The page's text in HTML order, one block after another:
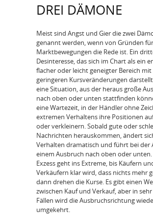
DREI DÄMONE
Meist sind Angst und Gier die zwei
genannt werden, wenn von Gründen für
Marktbewegungen die Rede ist. Ein
Desinteresse, das sich im Chart als ein
flacher oder leicht geneigter Bereich mit
geringeren Kursveränderungen
eine Situation, aus der heraus große
nach oben oder unten stattfinden
eine Wartezeit, in der Händler ohne
extremen Verhaltens ihre Positionen
oder verkleinern. Sobald gute oder
Nachrichten herauskommen, ändert
Verhalten dramatisch und führt bei der
einem Ausbruch nach oben oder unten.
Exzess geht ins Extreme, bis Käufern
Verkäufern klar wird, dass nichts mehr
dann drehen die Kurse. Es gibt einen
zwischen Kauf und Verkauf, aber in
Fällen wird die Ausbruchsrichtung
umgekehrt.